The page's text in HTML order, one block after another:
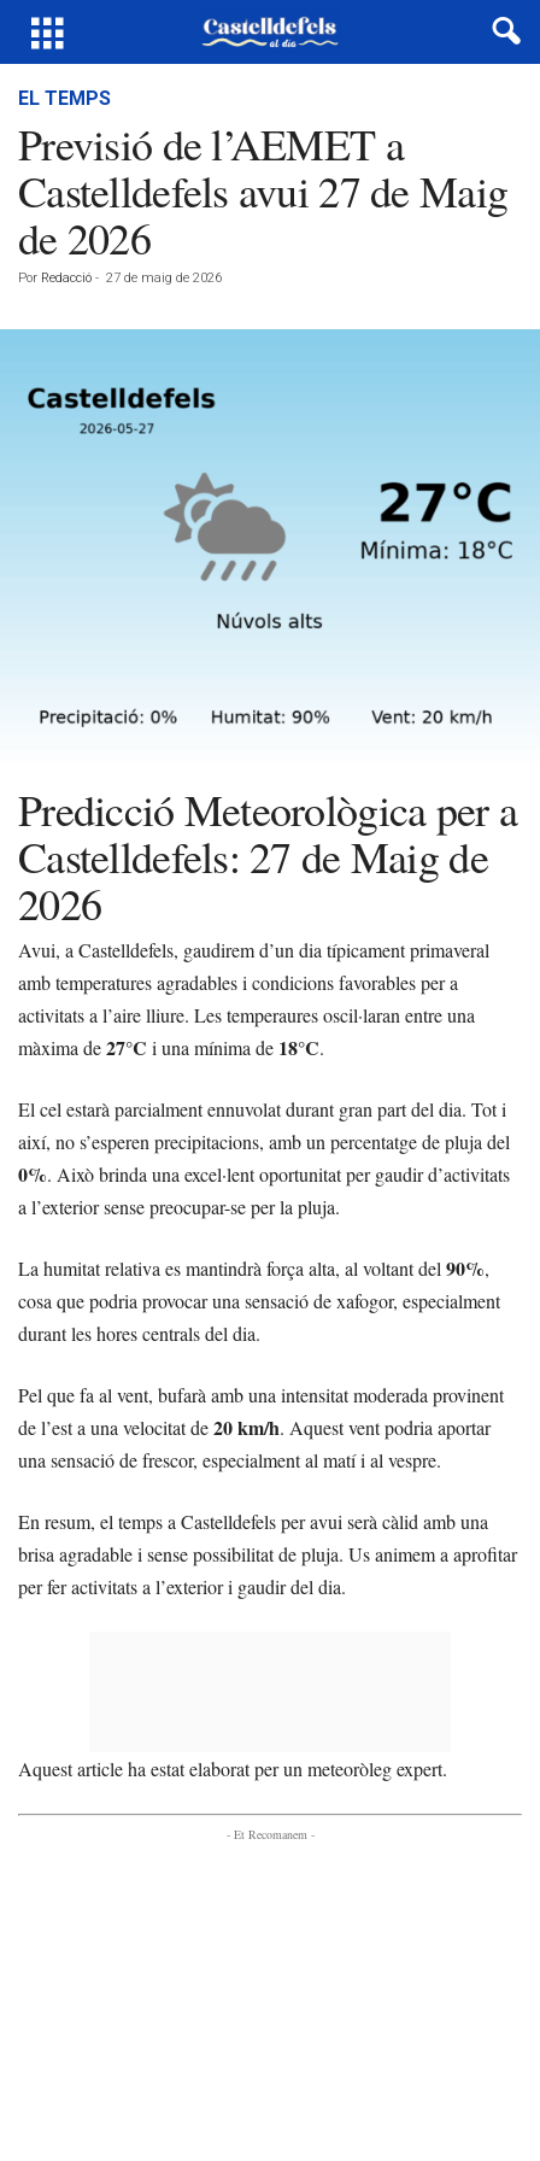
EL TEMPS
Previsió de l’AEMET a
Castelldefels avui 27 de Maig
de 2026
Por Redacció - 27 de maig de 2026
Predicció Meteorològica per a
Castelldefels: 27 de Maig de
2026
Avui, a Castelldefels, gaudirem d’un dia típicament primaveral
amb temperatures agradables i condicions favorables per a
activitats a l’aire lliure. Les temperaures oscil·laran entre una
màxima de27°C i una mínima de 18°C.
El cel estarà parcialment ennuvolat durant gran part del dia. Tot i
així, no s’esperen precipitacions, amb un percentatge de pluja del
0%. Això brinda una excel·lent oportunitat per gaudir d’activitats
a l’exterior sense preocupar-se per la pluja.
La humitat relativa es mantindrà força alta, al voltant del90%,
cosa que podria provocar una sensació de xafogor, especialment
durant les hores centrals del dia.
Pel que fa al vent, bufarà amb una intensitat moderada provinent
de l’est a una velocitat de20 km/h. Aquest vent podria aportar
una sensació de frescor, especialment al matí i al vespre.
En resum, el temps a Castelldefels per avui serà càlid amb una
brisa agradable i sense possibilitat de pluja. Us animem a aprofitar
per fer activitats a l’exterior i gaudir del dia.
Aquest article ha estat elaborat per un meteoròleg expert.
- Et Recomanem -